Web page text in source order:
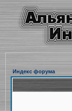
Индекс форума